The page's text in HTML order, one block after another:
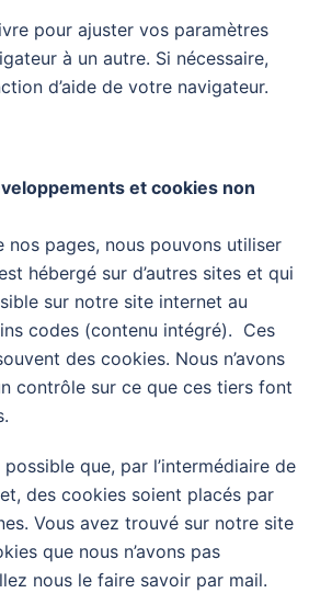
pour ajuster vos paramètres
à un autre. Si nécessaire,
d’aide de votre navigateur.
et cookies non
nos pages, nous pouvons utiliser
hébergé sur d’autres sites et qui
sur notre site internet au
codes (contenu intégré). Ces
des cookies. Nous n’avons
contrôle sur ce que ces tiers font
que, par l’intermédiaire de
des cookies soient placés par
Vous avez trouvé sur notre site
que nous n’avons pas
nous le faire savoir par mail.